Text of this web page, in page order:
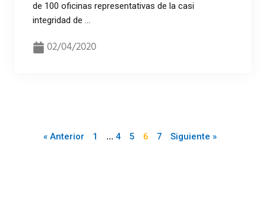
de 100 oficinas representativas de la casi
integridad de ...
02/04/2020
« Anterior 1 … 4 5 6 7 Siguiente »